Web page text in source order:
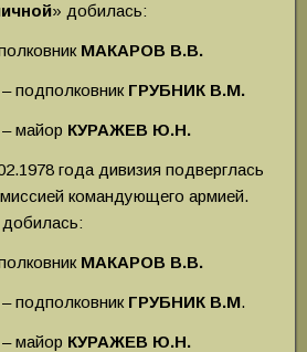
» добилась:
МАКАРОВ В.В.
подполковник ГРУБНИК В.М.
майор КУРАЖЕВ Ю.Н.
года дивизия подверглась
командующего армией.
добилась:
МАКАРОВ В.В.
подполковник ГРУБНИК В.М.
майор КУРАЖЕВ Ю.Н.